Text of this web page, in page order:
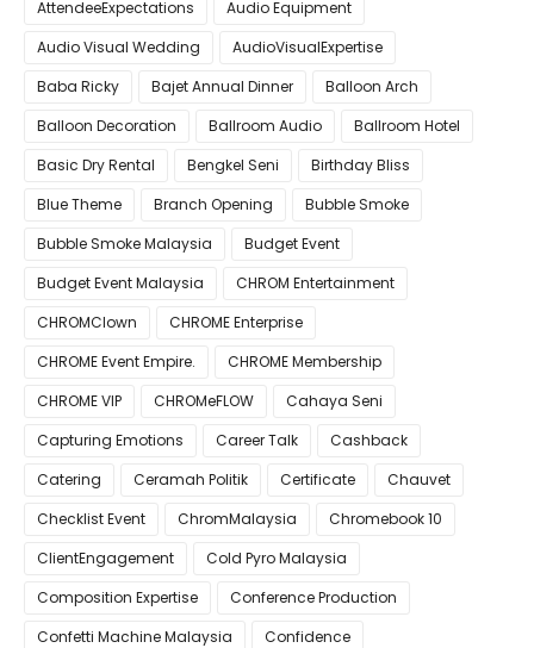
AttendeeExpectations
Audio Equipment
Audio Visual Wedding
AudioVisualExpertise
Baba Ricky
Bajet Annual Dinner
Balloon Arch
Balloon Decoration
Ballroom Audio
Ballroom Hotel
Basic Dry Rental
Bengkel Seni
Birthday Bliss
Blue Theme
Branch Opening
Bubble Smoke
Bubble Smoke Malaysia
Budget Event
Budget Event Malaysia
CHROM Entertainment
CHROMClown
CHROME Enterprise
CHROME Event Empire.
CHROME Membership
CHROME VIP
CHROMeFLOW
Cahaya Seni
Capturing Emotions
Career Talk
Cashback
Catering
Ceramah Politik Certificate
Chauvet
Checklist Event
ChromMalaysia
Chromebook 10
ClientEngagement
Cold Pyro Malaysia
Composition Expertise
Conference Production
Confetti Machine Malaysia
Confidence